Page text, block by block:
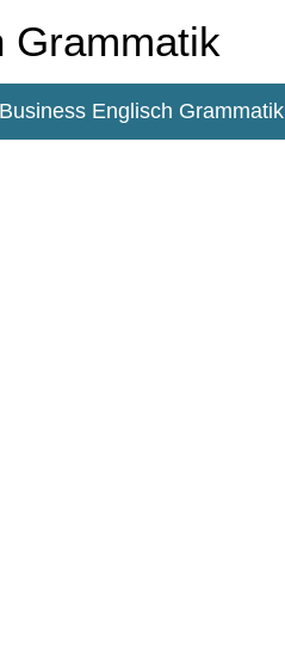
Grammatik
Business Englisch Grammatik